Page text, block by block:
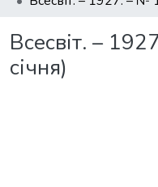
Всесвіт. –
січня)